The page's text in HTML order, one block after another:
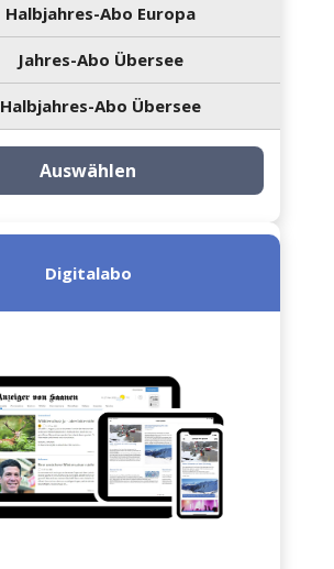
Halbjahres-Abo Europa
Jahres-Abo Übersee
Halbjahres-Abo Übersee
Auswählen
Digitalabo